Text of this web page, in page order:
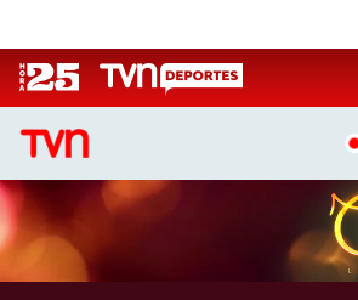
CASTING MASTERCHEF CHILE
CASTING TVN VERTICAL